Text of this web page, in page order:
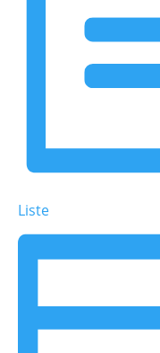
Liste